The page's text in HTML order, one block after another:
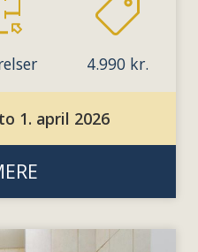
4.990 kr.
1. april 2026